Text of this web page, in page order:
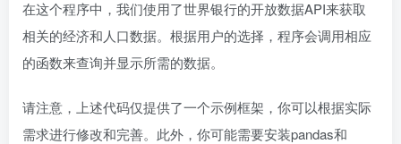
在这个程序中，我们使用了世界银行的开放数据API来获取
相关的经济和人口数据。根据用户的选择，程序会调用相应
的函数来查询并显示所需的数据。
请注意，上述代码仅提供了一个示例框架，你可以根据实际
需求进行修改和完善。此外，你可能需要安装pandas和